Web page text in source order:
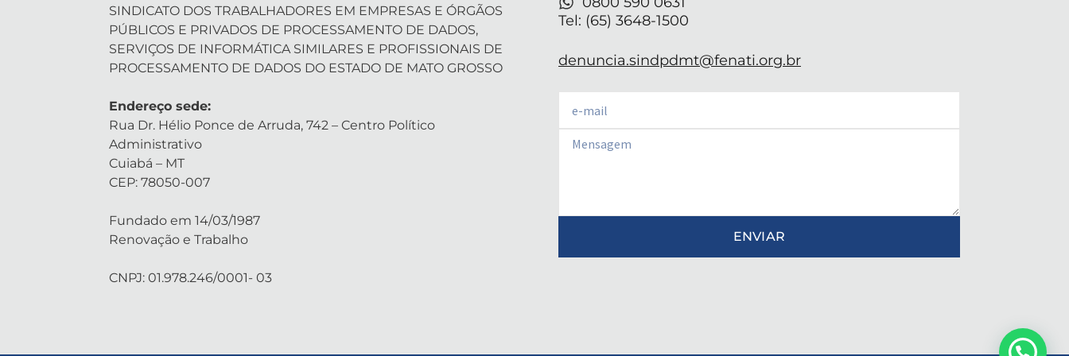
n
SINDICATO DOS TRABALHADORES EM EMPRESAS E ÓRGÃOS
PÚBLICOS E PRIVADOS DE PROCESSAMENTO DE DADOS,
SERVIÇOS DE INFORMÁTICA SIMILARES E PROFISSIONAIS DE
PROCESSAMENTO DE DADOS DO ESTADO DE MATO GROSSO
Endereço sede:
Rua Dr. Hélio Ponce de Arruda, 742 – Centro Político
Administrativo
Cuiabá – MT
CEP: 78050-007
Fundado em 14/03/1987
Renovação e Trabalho
CNPJ: 01.978.246/0001- 03
Tel: (65) 3648-1500
denuncia.sindpdmt@fenati.org.br
Email
ENVIAR